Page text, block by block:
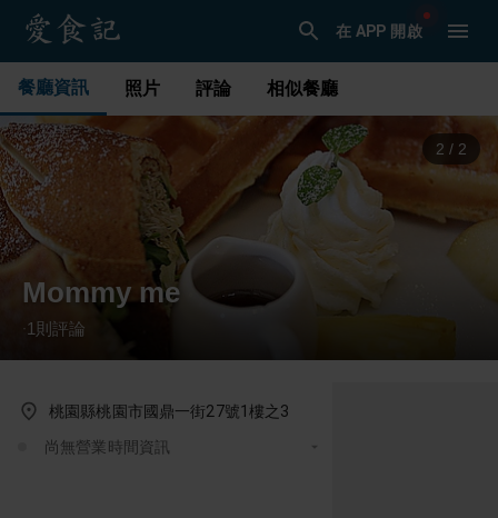
在 APP 開啟
餐廳資訊 照片 評論 相似餐廳
1 / 2
Mommy me
· 1 則評論
桃園縣桃園市國鼎一街27號1樓之3
尚無營業時間資訊